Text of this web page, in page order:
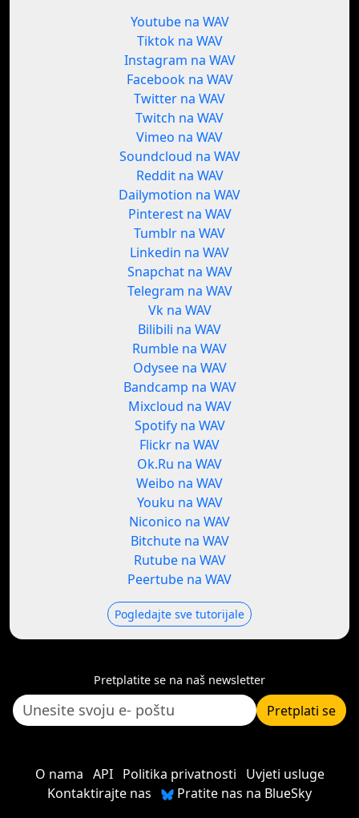
Youtube na WAV
Tiktok na WAV
Instagram na WAV
Facebook na WAV
Twitter na WAV
Twitch na WAV
Vimeo na WAV
Soundcloud na WAV
Reddit na WAV
Dailymotion na WAV
Pinterest na WAV
Tumblr na WAV
Linkedin na WAV
Snapchat na WAV
Telegram na WAV
Vk na WAV
Bilibili na WAV
Rumble na WAV
Odysee na WAV
Bandcamp na WAV
Mixcloud na WAV
Spotify na WAV
Flickr na WAV
Ok.Ru na WAV
Weibo na WAV
Youku na WAV
Niconico na WAV
Bitchute na WAV
Rutube na WAV
Peertube na WAV
Pogledajte sve tutorijale
Pretplatite se na naš newsletter
Pretplati se
O nama API Politika privatnosti
Uvjeti usluge
Kontaktirajte nas
Pratite nas na BlueSky